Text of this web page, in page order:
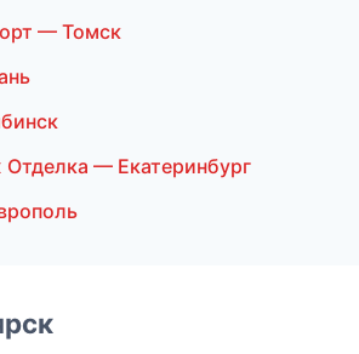
— Томск
— Екатеринбург